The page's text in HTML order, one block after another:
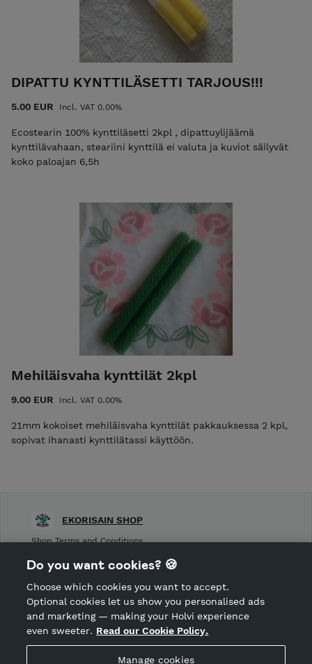
DIPATTU KYNTTILÄSETTI TARJOUS!!!
5.00 EUR Incl. VAT 0.00%
Ecostearin 100% kynttiläsetti 2kpl , dipattuylijäämä
kynttilävahaan, steariini kynttilä ei valuta ja kuviot säilyvät
koko paloajan 6,5h
Mehiläisvaha kynttilät 2kpl
9.00 EUR Incl. VAT 0.00%
21mm kokoiset mehiläisvaha kynttilät pakkauksessa 2 kpl,
sopivat ihanasti kynttilätassi käyttöön.
Hosted by Holvi
EKORISAIN SHOP
Shop Terms and Conditions
Cancellation policy
CANCEL ORDER
Do you want cookies? 🍪
Choose which cookies you want to accept.
Optional cookies let us show you personalised ads
and marketing — making your Holvi experience
even sweeter. Read our Cookie Policy.
Manage cookies